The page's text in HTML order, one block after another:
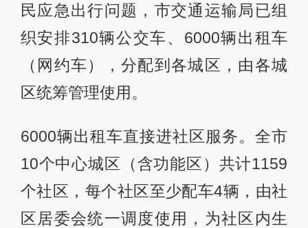
民应急出行问题，市交通运输局已组
织安排310辆公交车、6000辆出租车
（网约车），分配到各城区，由各城
区统筹管理使用。
6000辆出租车直接进社区服务。全市
10个中心城区（含功能区）共计1159
个社区，每个社区至少配车4辆，由社
区居委会统一调度使用，为社区内生